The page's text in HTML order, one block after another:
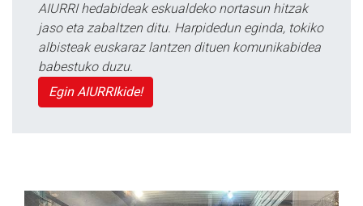
AIURRI hedabideak eskualdeko nortasun hitzak
jaso eta zabaltzen ditu. Harpidedun eginda, tokiko
albisteak euskaraz lantzen dituen komunikabidea
babestuko duzu.
Egin AIURRIkide!